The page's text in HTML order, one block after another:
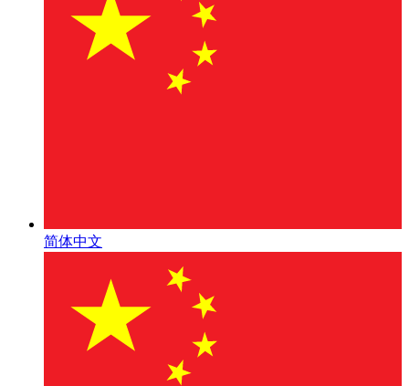
简体中文